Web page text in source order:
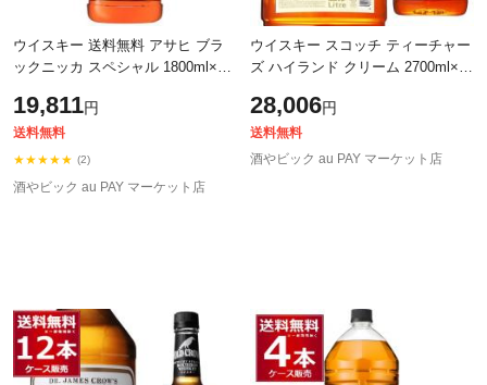
ウイスキー 送料無料 アサヒ ブラ
ックニッカ スペシャル 1800ml×6
除く]
19,811円
送料無料
★★★★★ (2)
酒やビック au PAY マーケット店
ウイスキー スコッチ ティーチャー
ズ ハイランド クリーム 2700ml×6
除く]
28,006円
送料無料
酒やビック au PAY マーケット店